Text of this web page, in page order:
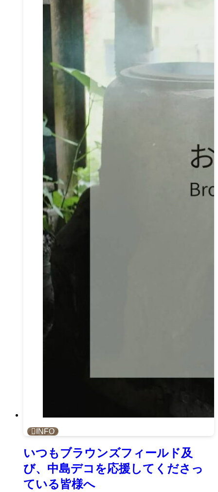
INFO
いつもブラウンズフィールド及
び、中島デコを応援してくださっ
ている皆様へ